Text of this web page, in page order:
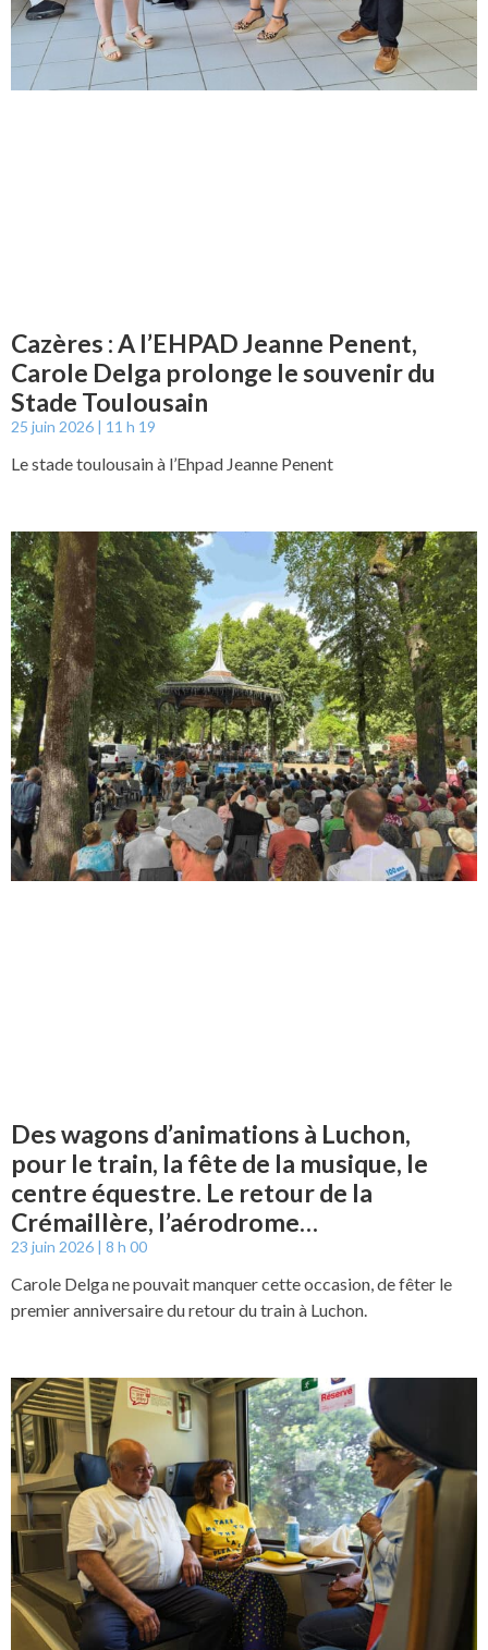
Cazères : A l’EHPAD Jeanne Penent,
Carole Delga prolonge le souvenir du
Stade Toulousain
25 juin 2026 11 h 19
Le stade toulousain à l’Ehpad Jeanne Penent
Des wagons d’animations à Luchon,
pour le train, la fête de la musique, le
centre équestre. Le retour de la
Crémaillère, l’aérodrome…
23 juin 2026 8 h 00
Carole Delga ne pouvait manquer cette occasion, de fêter le
premier anniversaire du retour du train à Luchon.